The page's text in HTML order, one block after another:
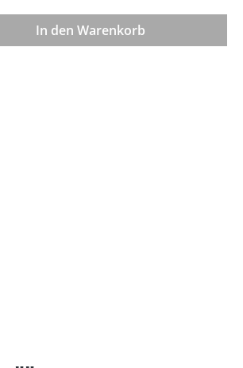
gewünschten Wert
In den Warenkorb